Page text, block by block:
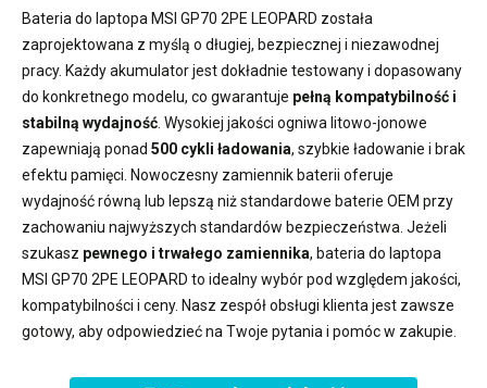
Bateria do laptopa MSI GP70 2PE LEOPARD została
zaprojektowana z myślą o długiej, bezpiecznej i niezawodnej
pracy. Każdy akumulator jest dokładnie testowany i dopasowany
do konkretnego modelu, co gwarantuje pełną kompatybilność i
stabilną wydajność . Wysokiej jakości ogniwa litowo-jonowe
zapewniają ponad 500 cykli ładowania, szybkie ładowanie i brak
efektu pamięci. Nowoczesny zamiennik baterii oferuje
wydajność równą lub lepszą niż standardowe baterie OEM przy
zachowaniu najwyższych standardów bezpieczeństwa. Jeżeli
szukasz pewnego i trwałego zamiennika, bateria do laptopa
MSI GP70 2PE LEOPARD to idealny wybór pod względem jakości,
kompatybilności i ceny. Nasz zespół obsługi klienta jest zawsze
gotowy, aby odpowiedzieć na Twoje pytania i pomóc w zakupie.